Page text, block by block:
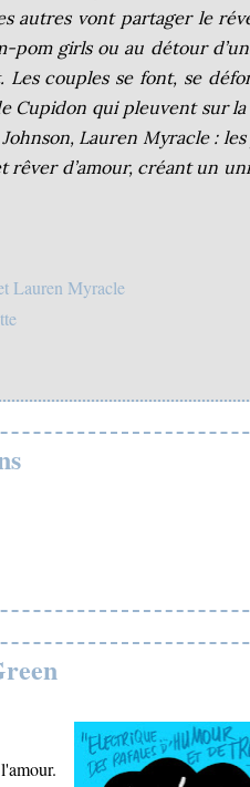
autres vont partager le
pom girls ou au détour
couples se font, se
Cupidon qui pleuvent sur
Lauren Myracle :
rêver d’amour, créant un
Lauren Myracle